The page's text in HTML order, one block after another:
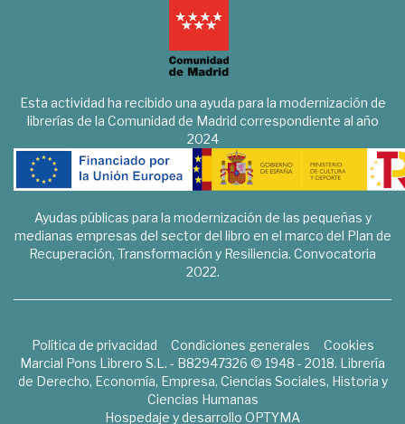
Esta actividad ha recibido una ayuda para la modernización de
librerías de la Comunidad de Madrid correspondiente al año
2024
Ayudas públicas para la modernización de las pequeñas y
medianas empresas del sector del libro en el marco del Plan de
Recuperación, Transformación y Resiliencia. Convocatoria
2022.
Política de privacidad Condiciones generales
Cookies
Marcial Pons Librero S.L. - B82947326 © 1948 - 2018. Librería
de Derecho, Economía, Empresa, Ciencias Sociales, Historia y
Ciencias Humanas
Hospedaje y desarrollo OPTYMA